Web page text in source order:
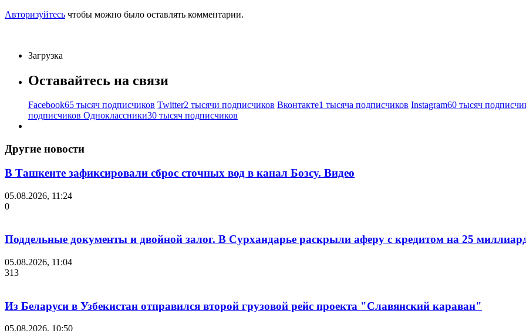
Авторизуйтесь чтобы можно было оставлять комментарии.
Загрузка
Оставайтесь на связи
Facebook65 тысяч подписчиков Twitter2 тысячи подписчиков Вконтакте1 тысяча подписчиков Instagram60 тысяч
подписчиков Одноклассники30 тысяч подписчиков
Другие новости
В Ташкенте зафиксировали сброс сточных вод в канал Бозсу. Видео
05.08.2026, 11:24
0
Поддельные документы и двойной залог. В Сурхандарье раскрыли аферу с кредитом на 25
05.08.2026, 11:04
313
Из Беларуси в Узбекистан отправился второй грузовой рейс проекта "Славянский караван"
05.08.2026, 10:50